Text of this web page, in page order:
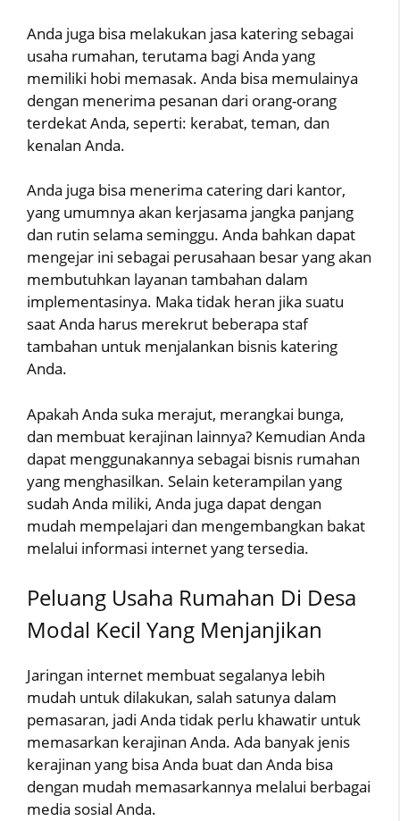
Anda juga bisa melakukan jasa katering sebagai
usaha rumahan, terutama bagi Anda yang
memiliki hobi memasak. Anda bisa memulainya
dengan menerima pesanan dari orang-orang
terdekat Anda, seperti: kerabat, teman, dan
kenalan Anda.
Anda juga bisa menerima catering dari kantor,
yang umumnya akan kerjasama jangka panjang
dan rutin selama seminggu. Anda bahkan dapat
mengejar ini sebagai perusahaan besar yang akan
membutuhkan layanan tambahan dalam
implementasinya. Maka tidak heran jika suatu
saat Anda harus merekrut beberapa staf
tambahan untuk menjalankan bisnis katering
Anda.
Apakah Anda suka merajut, merangkai bunga,
dan membuat kerajinan lainnya? Kemudian Anda
dapat menggunakannya sebagai bisnis rumahan
yang menghasilkan. Selain keterampilan yang
sudah Anda miliki, Anda juga dapat dengan
mudah mempelajari dan mengembangkan bakat
melalui informasi internet yang tersedia.
Peluang Usaha Rumahan Di Desa
Modal Kecil Yang Menjanjikan
Jaringan internet membuat segalanya lebih
mudah untuk dilakukan, salah satunya dalam
pemasaran, jadi Anda tidak perlu khawatir untuk
memasarkan kerajinan Anda. Ada banyak jenis
kerajinan yang bisa Anda buat dan Anda bisa
dengan mudah memasarkannya melalui berbagai
media sosial Anda.